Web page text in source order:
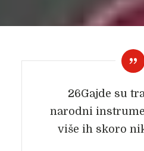
26Gajde su
narodni
više ih skoro